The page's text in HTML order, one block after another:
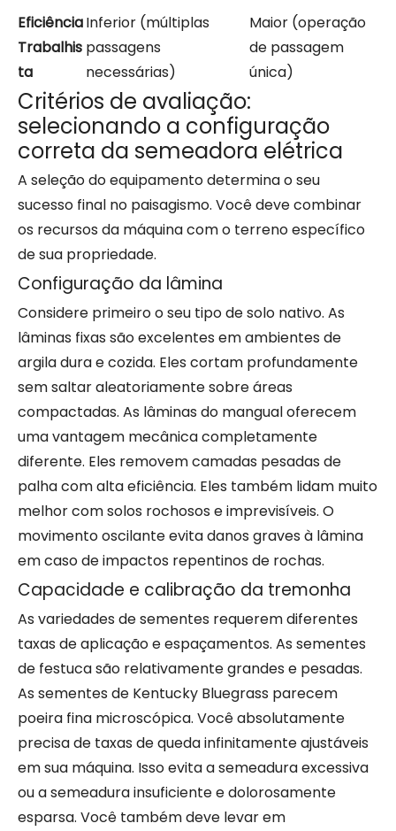
Eficiência
Trabalhis
ta
Inferior (múltiplas
passagens
necessárias)
Maior (operação
de passagem
única)
Critérios de avaliação:
selecionando a configuração
correta da semeadora elétrica
A seleção do equipamento determina o seu
sucesso final no paisagismo. Você deve combinar
os recursos da máquina com o terreno específico
de sua propriedade.
Configuração da lâmina
Considere primeiro o seu tipo de solo nativo. As
lâminas fixas são excelentes em ambientes de
argila dura e cozida. Eles cortam profundamente
sem saltar aleatoriamente sobre áreas
compactadas. As lâminas do mangual oferecem
uma vantagem mecânica completamente
diferente. Eles removem camadas pesadas de
palha com alta eficiência. Eles também lidam muito
melhor com solos rochosos e imprevisíveis. O
movimento oscilante evita danos graves à lâmina
em caso de impactos repentinos de rochas.
Capacidade e calibração da tremonha
As variedades de sementes requerem diferentes
taxas de aplicação e espaçamentos. As sementes
de festuca são relativamente grandes e pesadas.
As sementes de Kentucky Bluegrass parecem
poeira fina microscópica. Você absolutamente
precisa de taxas de queda infinitamente ajustáveis ​​
em sua máquina. Isso evita a semeadura excessiva
ou a semeadura insuficiente e dolorosamente
esparsa. Você também deve levar em